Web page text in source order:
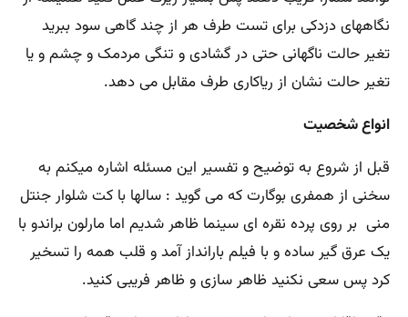
نگاههای دزدکی برای تست طرف هر از چند گاهی سود ببرید
تغیر حالت ناگهانی حتی در گشادی و تنگی مردمک و چشم و یا
تغیر حالت نشان از ریاکاری طرف مقابل می دهد.
انواع شخصیت
قبل از شروع به توضیح و تفسیر این مسئله اشاره میکنم به
سخنی از همفری بوگارت که می گوید : سالها با کت شلوار جنتل
منی بر روی پرده نقره ای سینما ظاهر شدیم اما مارلون براندو با
یک عرق گیر ساده و با فیلم بارانداز آمد و قلب همه را تسخیر
کرد پس سعی نکنید ظاهر سازی و ظاهر فریبی کنید.